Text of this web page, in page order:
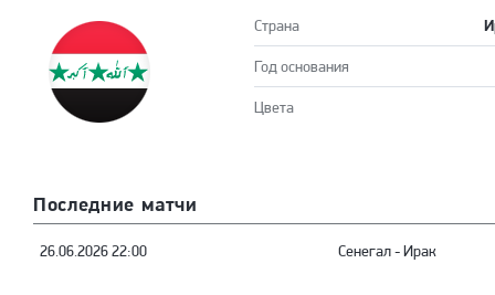
Страна
Год основания
Цвета
Последние матчи
26.06.2026 22:00 Сенегал-Ирак